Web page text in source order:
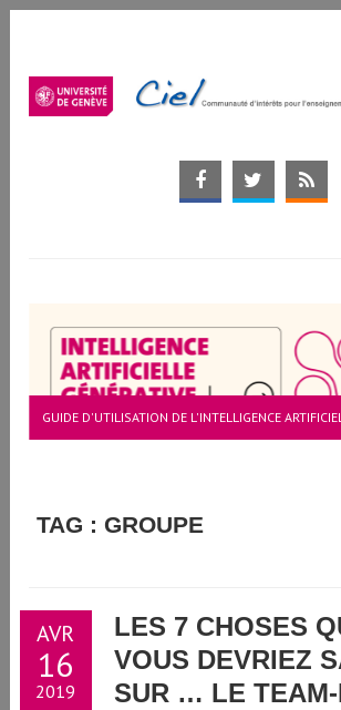
GUIDE D'UTILISATION DE
TAG : GROUPE
AVR
16
2019
LES 7 CHOSES
VOUS DEVRIEZ
SUR … LE